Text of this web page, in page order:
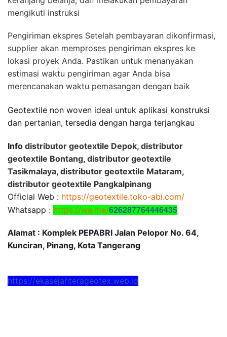
mengikuti instruksi
Pengiriman ekspres Setelah pembayaran dikonfirmasi,
supplier akan memproses pengiriman ekspres ke
lokasi proyek Anda. Pastikan untuk menanyakan
estimasi waktu pengiriman agar Anda bisa
merencanakan waktu pemasangan dengan baik
Geotextile non woven ideal untuk aplikasi konstruksi
dan pertanian, tersedia dengan harga terjangkau
Info distributor geotextile Depok, distributor
geotextile Bontang, distributor geotextile
Tasikmalaya, distributor geotextile Mataram,
distributor geotextile Pangkalpinang
Official Web : https://geotextile.toko-abi.com/
Whatsapp : https://wa.me/626287764446435
Alamat : Komplek PEPABRI Jalan Pelopor No. 64,
Kunciran, Pinang, Kota Tangerang
https://ekasejahterageotex.web.id